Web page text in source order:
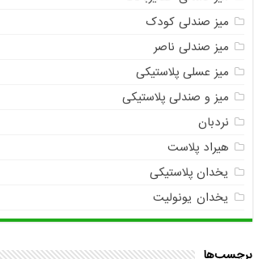
میز صندلی کودک
میز صندلی ناصر
میز عسلی پلاستیکی
میز و صندلی پلاستیکی
نردبان
هیراد پلاست
یخدان پلاستیکی
یخدان یونولیت
برچسب‌ها